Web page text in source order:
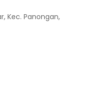
Kec. Panongan,